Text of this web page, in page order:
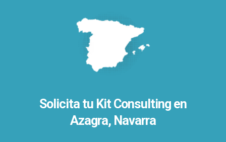
Solicita tu Kit Consulting en
Azagra, Navarra